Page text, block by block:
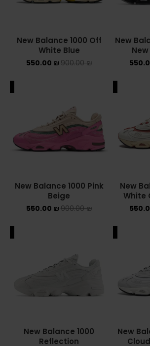
NIKE
New
New Balance 1000 Off
White Blue
900.00₪
550.00 ₪
New
White
New Balance 1000 Pink
Beige
900.00₪
550.00 ₪
New
New Balance 1000
Reflection